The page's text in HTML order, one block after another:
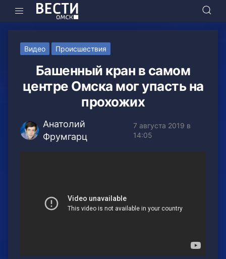
Видео Происшествия
Башенный кран в самом
центре Омска мог упасть на
прохожих
Анатолий
Фрумгарц
7 августа 2019 в
14:05